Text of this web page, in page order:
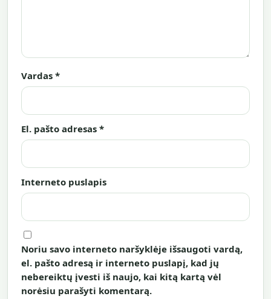
Vardas *
El. pašto adresas *
Interneto puslapis
Noriu savo interneto naršyklėje išsaugoti vardą,
el. pašto adresą ir interneto puslapį, kad jų
nebereiktų įvesti iš naujo, kai kitą kartą vėl
norėsiu parašyti komentarą.